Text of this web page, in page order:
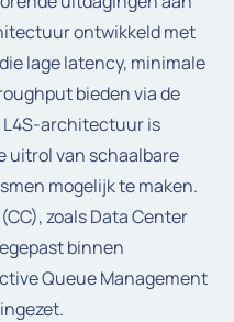
ontwikkeld met
lage latency, minimale
bieden via de
L4S-architectuur is
uitrol van schaalbare
mogelijk te maken.
zoals Data Center
binnen
Queue Management